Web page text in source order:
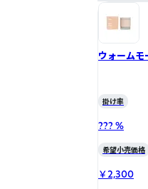
ウォーム
掛け率
??? %
希望小売価格
￥2,300